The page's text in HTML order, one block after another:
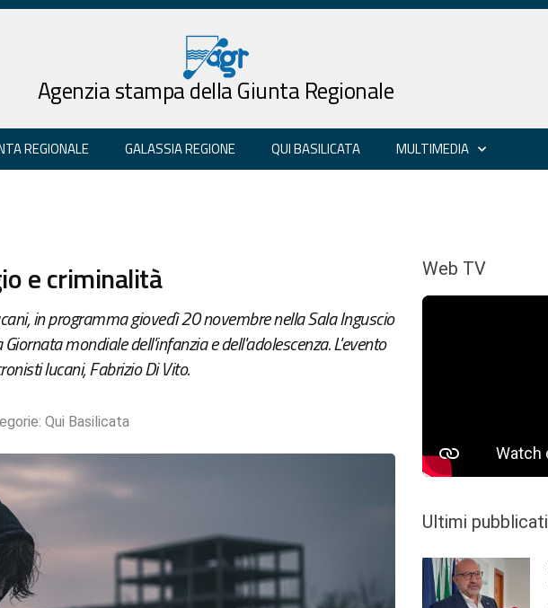
Agenzia stampa della Giunta Regionale
REGIONALE GALASSIA REGIONE QUI BASILICATA MULTIMEDIA
e criminalità
in programma giovedì 20 novembre nella Sala Inguscio
mondiale dell'infanzia e dell'adolescenza. L'evento
lucani, Fabrizio Di Vito.
Qui Basilicata
Web TV
Ultimi pubblicati